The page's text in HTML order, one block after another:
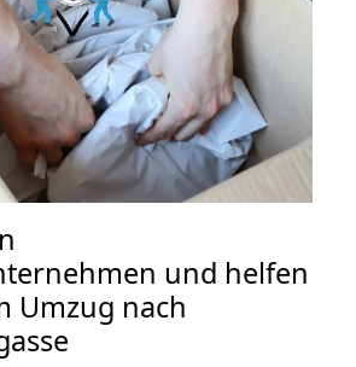
und helfen
Umzug nach